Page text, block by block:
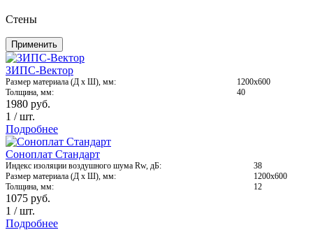
Стены
Применить
ЗИПС-Вектор
Размер материала (Д х Ш), мм:
1200х600
Толщина, мм:
40
1980 руб.
1 /шт.
Подробнее
Соноплат Стандарт
Индекс изоляции воздушного шума Rw, дБ:
38
Размер материала (Д х Ш), мм:
1200х600
Толщина, мм:
12
1075 руб.
1 /шт.
Подробнее